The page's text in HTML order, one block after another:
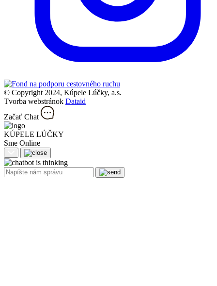
© Copyright 2024, Kúpele Lúčky, a.s.
Tvorba webstránok Dataid
Začať Chat
KÚPELE LÚČKY
Sme Online